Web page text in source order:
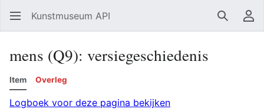
Kunstmuseum API Zoeken
mens (Q9): versiegeschiedenis
Item Overleg
Logboek voor deze pagina bekijken